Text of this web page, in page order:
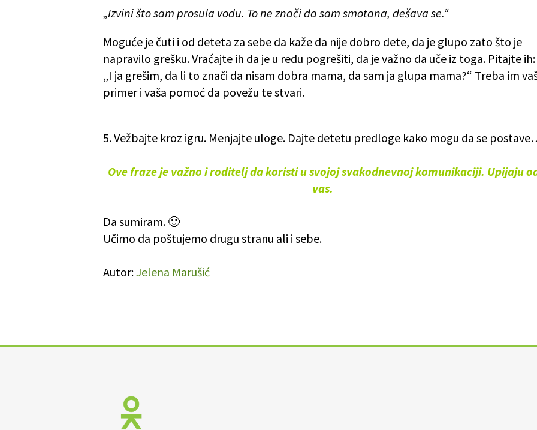
„Izvini što sam prosula vodu. To ne znači da sam smotana, dešava se.“
Moguće je čuti i od deteta za sebe da kaže da nije dobro dete, da je glupo zato što je
napravilo grešku. Vraćajte ih da je u redu pogrešiti, da je važno da uče iz toga. Pitajte ih:
„I ja grešim, da li to znači da nisam dobra mama, da sam ja glupa mama?“ Treba im
primer i vaša pomoć da povežu te stvari.
5. Vežbajte kroz igru. Menjajte uloge. Dajte detetu predloge kako mogu da se
Ove fraze je važno i roditelj da koristi u svojoj svakodnevnoj komunikaciji. Upijaju
vas.
Da sumiram. 🙂
Učimo da poštujemo drugu stranu ali i sebe.
Autor:Jelena Marušić